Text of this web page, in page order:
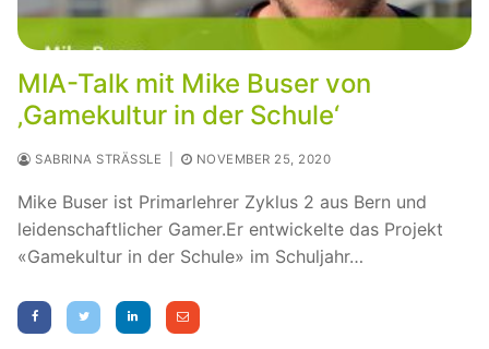
MIA-Talk mit Mike Buser von
‚Gamekultur in der Schule‘
SABRINA STRÄSSLE NOVEMBER 25, 2020
Mike Buser ist Primarlehrer Zyklus 2 aus Bern und
leidenschaftlicher Gamer.Er entwickelte das Projekt
«Gamekultur in der Schule» im Schuljahr…